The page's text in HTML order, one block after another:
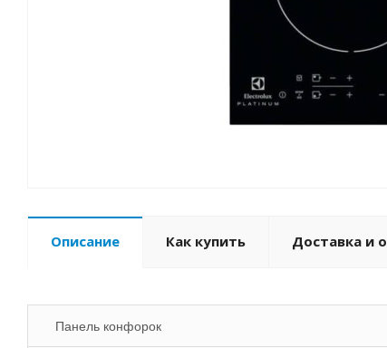
Описание Как купить Доставка и
Панель конфорок